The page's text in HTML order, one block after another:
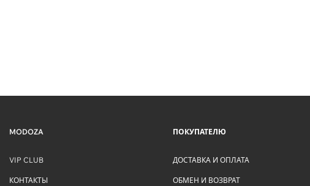
MODOZA
VIP CLUB
КОНТАКТЫ
ПОКУПАТЕЛЮ
ДОСТАВКА И ОПЛАТА
ОБМЕН И ВОЗВРАТ